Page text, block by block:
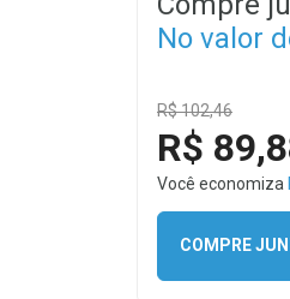
No valor
R$ 102,46
R$
Você economiza
COMPRE